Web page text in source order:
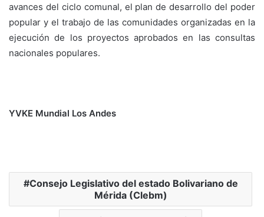
avances del ciclo comunal, el plan de desarrollo del poder
popular y el trabajo de las comunidades organizadas en la
ejecución de los proyectos aprobados en las consultas
nacionales populares.
YVKE Mundial Los Andes
Consejo Legislativo del estado Bolivariano de
Mérida (Clebm)